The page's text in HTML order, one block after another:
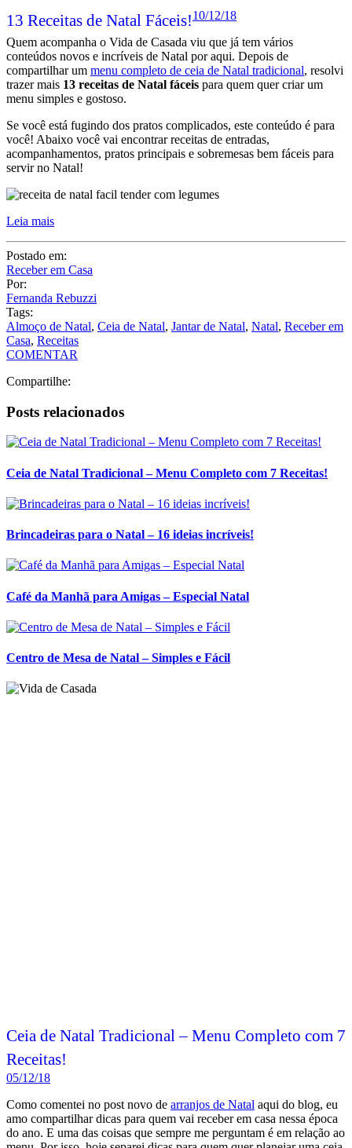
Se você está fugindo dos pratos complicados, este conteúdo é para
você! Abaixo você vai encontrar receitas de entradas,
acompanhamentos, pratos principais e sobremesas bem fáceis para
servir no Natal!
Leia mais
Postado em:
Receber em Casa
Por:
Tags:
Casa,Receitas
Compartilhe:
Posts relacionados
Ceia de Natal Tradicional – Menu Completo com 7 Receitas!
Brincadeiras para o Natal – 16 ideias incríveis!
Café da Manhã para Amigas – Especial Natal
Centro de Mesa de Natal – Simples e Fácil
menu. Por isso, hoje separei dicas para quem quer planejar uma ceia
de Natal tradicional.
Quer montar um menu de Natal com todos os pratos típicos da ceia?
Eu te ajudo! Abaixo você encontra uma lista com os pratos mais
tradicionais da ceia de Natal, e a receita de cada um deles.